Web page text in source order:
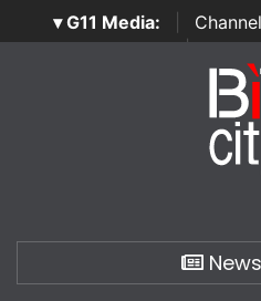
▾ G11 Media:
SecurityOpenLab | Italian
Italian